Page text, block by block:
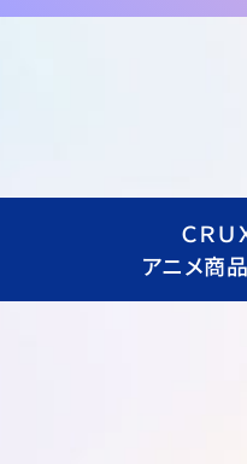
ＣＲ
アニメ商